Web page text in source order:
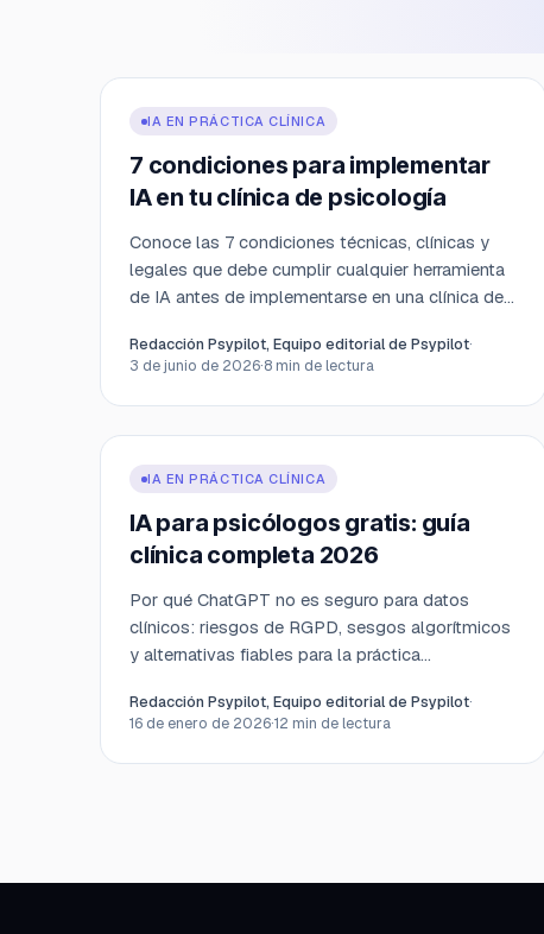
IA EN PRÁCTICA CLÍNICA
7 condiciones para implementar
IA en tu clínica de psicología
Conoce las 7 condiciones técnicas, clínicas y
legales que debe cumplir cualquier herramienta
de IA antes de implementarse en una clínica de
Redacción Psypilot, Equipo editorial de Psypilot·
3 de junio de 2026·8 min de lectura
IA EN PRÁCTICA CLÍNICA
IA para psicólogos gratis: guía
clínica completa 2026
Por qué ChatGPT no es seguro para datos
clínicos: riesgos de RGPD, sesgos algorítmicos
y alternativas fiables para la práctica
Redacción Psypilot, Equipo editorial de Psypilot·
16 de enero de 2026·12 min de lectura